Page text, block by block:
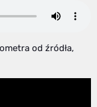
od źródła,